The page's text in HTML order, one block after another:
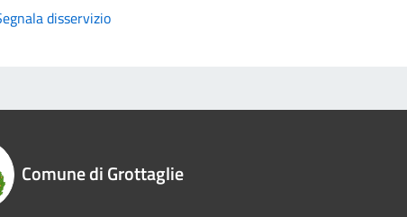
disservizio
Comune di Grottaglie